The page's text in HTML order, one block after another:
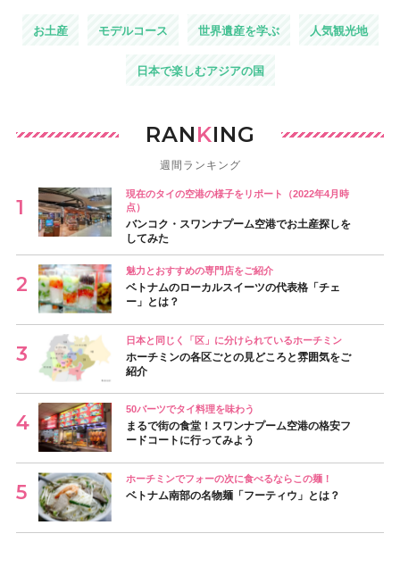
お土産 モデルコース 世界遺産を学ぶ 人気観光地
日本で楽しむアジアの国
RANKING
週間ランキング
現在のタイの空港の様子をリポート（2022年4月時
点）
バンコク・スワンナプーム空港でお土産探しを
してみた
魅力とおすすめの専門店をご紹介
ベトナムのローカルスイーツの代表格「チェ
ー」とは？
日本と同じく「区」に分けられているホーチミン
ホーチミンの各区ごとの見どころと雰囲気をご
紹介
50バーツでタイ料理を味わう
まるで街の食堂！スワンナプーム空港の格安フ
ードコートに行ってみよう
ホーチミンでフォーの次に食べるならこの麺！
ベトナム南部の名物麺「フーティウ」とは？